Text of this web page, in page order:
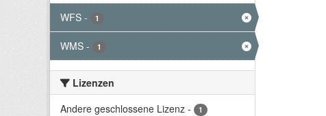
WFS - 1
WMS - 1
Lizenzen
Andere geschlossene Lizenz - 1